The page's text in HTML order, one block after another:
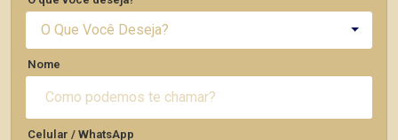
O Que Você Deseja?
Nome
Celular / WhatsApp